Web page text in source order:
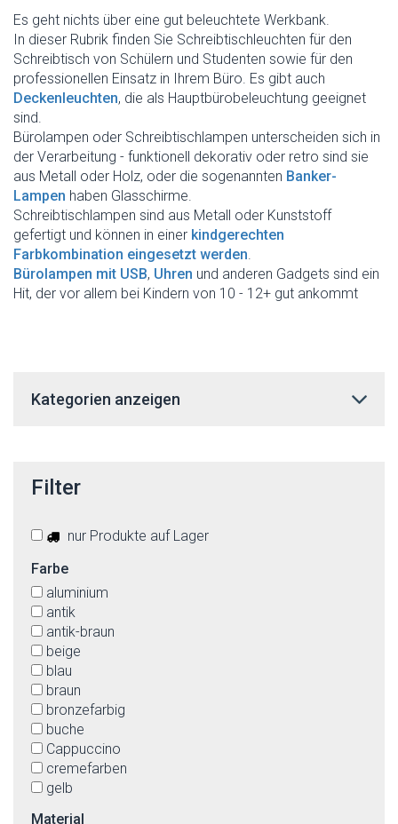
Es geht nichts über eine gut beleuchtete Werkbank.
In dieser Rubrik finden Sie Schreibtischleuchten für den
Schreibtisch von Schülern und Studenten sowie für den
professionellen Einsatz in Ihrem Büro. Es gibt auch
Deckenleuchten, die als Hauptbürobeleuchtung geeignet
sind.
Bürolampen oder Schreibtischlampen unterscheiden sich in
der Verarbeitung - funktionell dekorativ oder retro sind sie
aus Metall oder Holz, oder die sogenannten Banker-
Lampen haben Glasschirme.
Schreibtischlampen sind aus Metall oder Kunststoff
gefertigt und können in einer kindgerechten
Farbkombination eingesetzt werden.
Bürolampen mit USB, Uhren und anderen Gadgets sind ein
Hit, der vor allem bei Kindern von 10 - 12+ gut ankommt
Kategorien anzeigen
Filter
nur Produkte auf Lager
Farbe
aluminium
antik
antik-braun
beige
blau
braun
bronzefarbig
buche
Cappuccino
cremefarben
gelb
Material